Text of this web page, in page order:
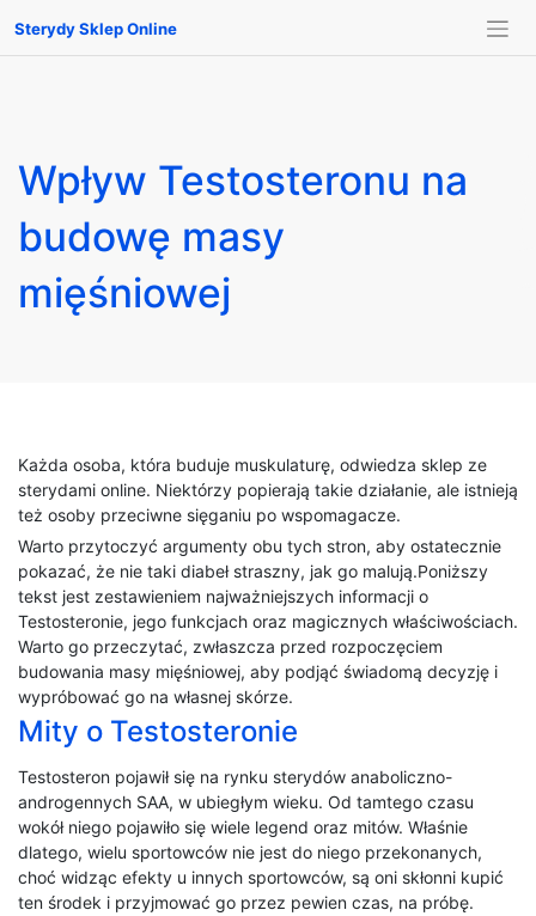
Sterydy Sklep Online
Wpływ Testosteronu na
budowę masy
mięśniowej
Każda osoba, która buduje muskulaturę, odwiedza sklep ze
sterydami online. Niektórzy popierają takie działanie, ale istnieją
też osoby przeciwne sięganiu po wspomagacze.
Warto przytoczyć argumenty obu tych stron, aby ostatecznie
pokazać, że nie taki diabeł straszny, jak go malują.Poniższy
tekst jest zestawieniem najważniejszych informacji o
Testosteronie, jego funkcjach oraz magicznych właściwościach.
Warto go przeczytać, zwłaszcza przed rozpoczęciem
budowania masy mięśniowej, aby podjąć świadomą decyzję i
wypróbować go na własnej skórze.
Mity o Testosteronie
Testosteron pojawił się na rynku sterydów anaboliczno-
androgennych SAA, w ubiegłym wieku. Od tamtego czasu
wokół niego pojawiło się wiele legend oraz mitów. Właśnie
dlatego, wielu sportowców nie jest do niego przekonanych,
choć widząc efekty u innych sportowców, są oni skłonni kupić
ten środek i przyjmować go przez pewien czas, na próbę.